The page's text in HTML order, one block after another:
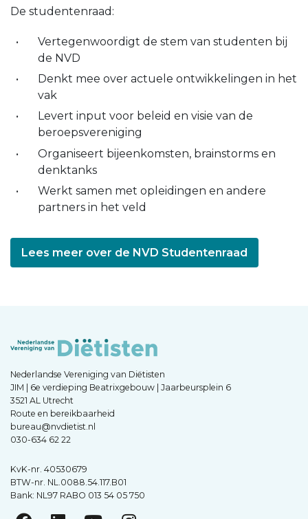
De studentenraad:
Vertegenwoordigt de stem van studenten bij
de NVD
Denkt mee over actuele ontwikkelingen in het
vak
Levert input voor beleid en visie van de
beroepsvereniging
Organiseert bijeenkomsten, brainstorms en
denktanks
Werkt samen met opleidingen en andere
partners in het veld
Lees meer over de NVD Studentenraad
Nederlandse Vereniging van Diëtisten
JIM | 6e verdieping Beatrixgebouw | Jaarbeursplein 6
3521 AL Utrecht
Route en bereikbaarheid
bureau@nvdietist.nl
030-634 62 22
KvK-nr. 40530679
BTW-nr. NL.0088.54.117.B01
Bank: NL97 RABO 013 54 05 750